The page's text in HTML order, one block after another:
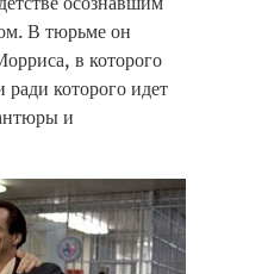
В тюрьме он
в которого
которого идет
и